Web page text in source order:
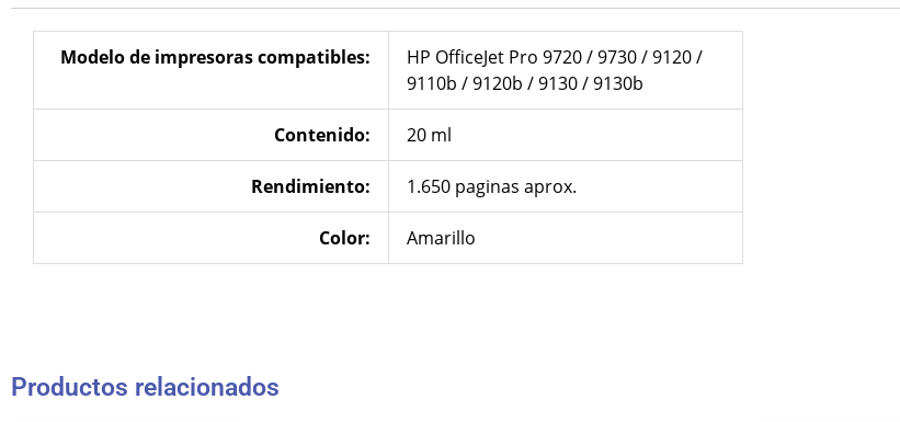
Modelo de impresoras compatibles:
HP OfficeJet Pro 9720 / 9730 / 9120 /
9110b / 9120b / 9130 / 9130b
Contenido: 20 ml
Rendimiento: 1.650 paginas aprox.
Color: Amarillo
Productos relacionados